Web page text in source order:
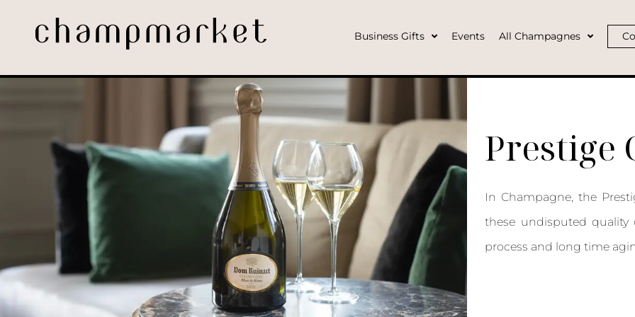
Business Gifts Events All Champagnes
Prestige
In Champagne, the
these undisputed quality
process and long time